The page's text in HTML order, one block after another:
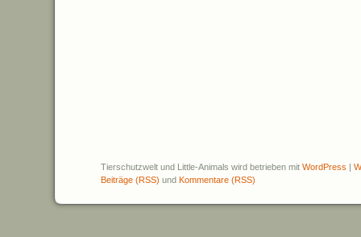
Tierschutzwelt und Little-Animals wird betrieben mit WordPress |
Beiträge (RSS) und Kommentare (RSS)